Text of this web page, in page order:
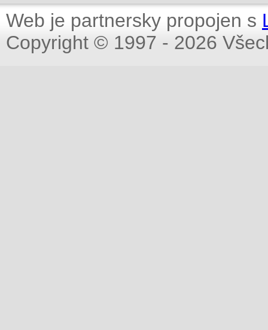
Web je partnersky propojen s
Copyright © 1997 - 2026